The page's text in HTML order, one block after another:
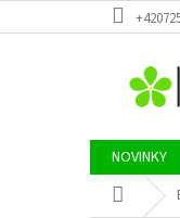
na
NOVINKY
Domů